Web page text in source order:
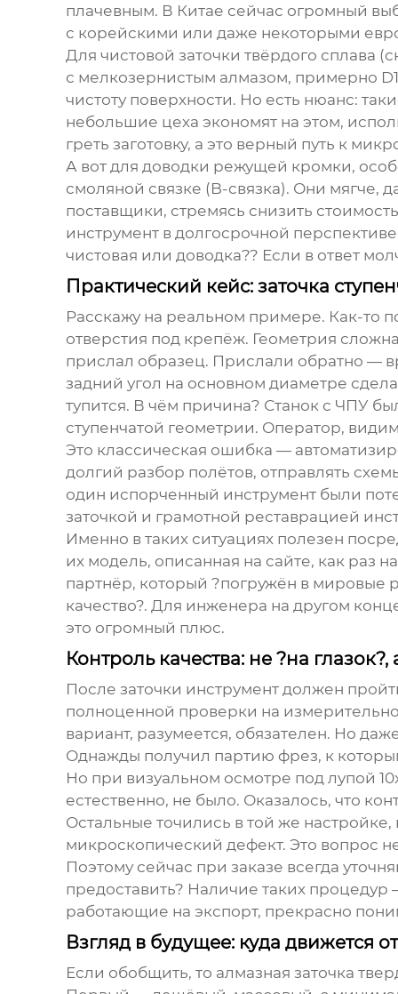
плачевным. В Китае сейчас огромный
с корейскими или даже некоторыми
Для чистовой заточки твёрдого сплава
с мелкозернистым алмазом, примерно
чистоту поверхности. Но есть нюанс:
небольшие цеха экономят на этом,
греть заготовку, а это верный путь к
А вот для доводки режущей кромки,
смоляной связке (B-связка). Они мягче,
поставщики, стремясь снизить
инструмент в долгосрочной
чистовая или доводка?? Если в ответ
Практический кейс: заточка
Расскажу на реальном примере. Как-то
отверстия под крепёж. Геометрия
прислал образец. Прислали обратно —
задний угол на основном диаметре
тупится. В чём причина? Станок с ЧПУ
ступенчатой геометрии. Оператор,
Это классическая ошибка —
долгий разбор полётов, отправлять
один испорченный инструмент были
заточкой и грамотной реставрацией
Именно в таких ситуациях полезен
их модель, описанная на сайте, как раз
партнёр, который ?погружён в мировые
качество?. Для инженера на другом
это огромный плюс.
Контроль качества: не ?на
После заточки инструмент должен
полноценной проверки на
вариант, разумеется, обязателен. Но
Однажды получил партию фрез, к
Но при визуальном осмотре под лупой
естественно, не было. Оказалось, что
Остальные точились в той же
микроскопический дефект. Это вопрос
Поэтому сейчас при заказе всегда
предоставить? Наличие таких
работающие на экспорт, прекрасно
Взгляд в будущее: куда движется
Если обобщить, то алмазная заточка